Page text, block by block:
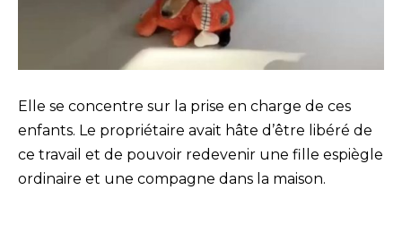
Elle se concentre sur la prise en charge de ces
enfants. Le propriétaire avait hâte d’être libéré de
ce travail et de pouvoir redevenir une fille espiègle
ordinaire et une compagne dans la maison.